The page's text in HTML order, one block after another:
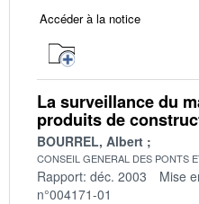
Accéder à la notice
La surveillance du
produits de
BOURREL, Albert
CONSEIL GENERAL DES PONTS
Rapport: déc. 2003 Mise
n°004171-01